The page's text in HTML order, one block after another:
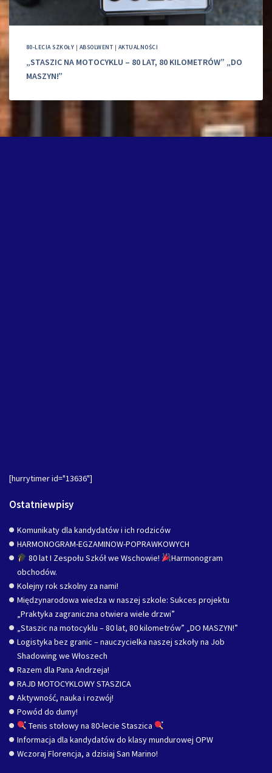
80-LECIA SZKOŁY | ABSOLWENT | AKTUALNOŚCI
„STASZIC NA MOTOCYKLU – 80 LAT, 80 KILOMETRÓW” „DO
MASZYN!”
[hurrytimer id="13636"]
Ostatniewpisy
Komunikaty dla kandydatów i ich rodziców
HARMONOGRAM-EGZAMINOW-POPRAWKOWYCH
80 lat I Zespołu Szkół we Wschowie!
Harmonogram
obchodów.
Kolejny rok szkolny za nami!
Międzynarodowa wiedza w naszej szkole: Sukces projektu
„Praktyka zagraniczna otwiera wiele drzwi”
„Staszic na motocyklu – 80 lat, 80 kilometrów” „DO MASZYN!”
Logistyka bez granic – nauczycielka naszej szkoły na Job
Shadowing we Włoszech
Razem dla Pana Andrzeja!
RAJD MOTOCYKLOWY STASZICA
Aktywność, nauka i rozwój!
Powód do dumy!
Tenis stołowy na 80-lecie Staszica
Informacja dla kandydatów do klasy mundurowej OPW
Wczoraj Florencja, a dzisiaj San Marino!